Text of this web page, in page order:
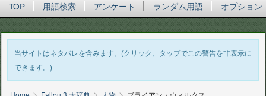
TOP 用語検索 アンケート ランダム用語 オプション
当サイトはネタバレを含みます。(クリック、タップでこの警告を非表示に
できます。)